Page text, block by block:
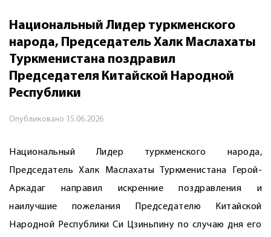
Национальный Лидер туркменского
народа, Председатель Халк Маслахаты
Туркменистана поздравил
Председателя Китайской Народной
Республики
Опубликовано 15.06.2026
Национальный Лидер туркменского народа,
Председатель Халк Маслахаты Туркменистана Герой-
Аркадаг направил искренние поздравления и
наилучшие пожелания Председателю Китайской
Народной Республики Си Цзиньпину по случаю дня его